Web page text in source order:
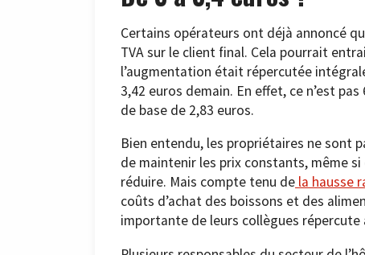
Certains opérateurs ont déjà annoncé
TVA sur le client final. Cela pourrait
l’augmentation était répercutée
3,42 euros demain. En effet, ce n’est
de base de 2,83 euros.
Bien entendu, les propriétaires ne sont
de maintenir les prix constants, même
réduire. Mais compte tenu de la hausse
coûts d’achat des boissons et des
importante de leurs collègues répercute